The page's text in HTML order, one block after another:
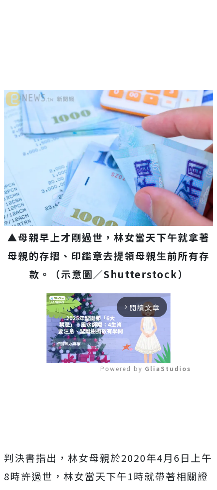
▲母親早上才剛過世，林女當天下午就拿著
母親的存摺、印鑑章去提領母親生前所有存
款。（示意圖／Shutterstock）
arrow_forward_ios 閱讀文章
Powered by GliaStudios
判決書指出，林女母親於2020年4月6日上午
8時許過世，林女當天下午1時就帶著相關證